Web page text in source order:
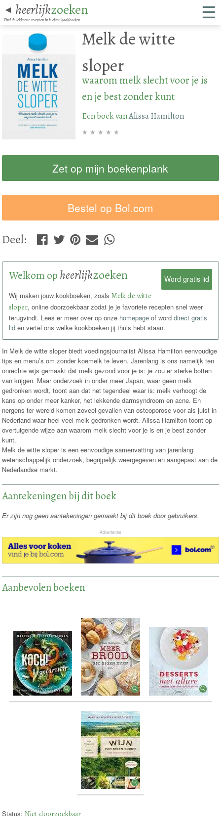
◄ heerlijkzoeken
Vind de lekkerste recepten in je eigen kookboeken. ☰
Melk de witte
sloper
waarom melk slecht voor je is
en je best zonder kunt
Een boek vanAlissa Hamilton
★ ★ ★ ★ ★
Zet op mijn boekenplank
Bestel op Bol.com
Deel:
Word gratis lid
Welkom op heerlijkzoeken
Wij maken jouw kookboeken, zoalsMelk de witte
sloper, online doorzoekbaar zodat je je favoriete recepten snel weer
terugvindt. Lees er meer over op onze homepage of worddirect gratis
lid en vertel ons welke kookboeken jij thuis hebt staan.
In Melk de witte sloper biedt voedingsjournalist Alissa Hamilton eenvoudige
tips en menu’s om zonder koemelk te leven. Jarenlang is ons namelijk ten
onrechte wijs gemaakt dat melk gezond voor je is: je zou er sterke botten
van krijgen. Maar onderzoek in onder meer Japan, waar geen melk
gedronken wordt, toont aan dat het tegendeel waar is: melk verhoogt de
kans op onder meer kanker, het lekkende darmsyndroom en acne. En
nergens ter wereld komen zoveel gevallen van osteoporose voor als juist in
Nederland waar heel veel melk gedronken wordt. Alissa Hamilton toont op
overtuigende wijze aan waarom melk slecht voor je is en je best zonder
kunt.
Melk de witte sloper is een eenvoudige samenvatting van jarenlang
wetenschappelijk onderzoek, begrijpelijk weergegeven en aangepast aan de
Nederlandse markt.
Aantekeningen bij dit boek
Er zijn nog geen aantekeningen gemaakt bij dit boek door gebruikers.
Advertentie
Aanbevolen boeken
Status:Niet doorzoekbaar